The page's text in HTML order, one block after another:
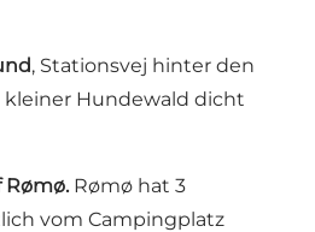
, Stationsvej hinter den
kleiner Hundewald dicht
Rømø. Rømø hat 3
vom Campingplatz